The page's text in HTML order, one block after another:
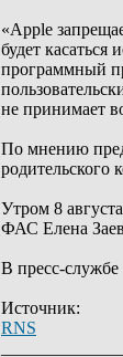
«Apple
будет
программный
не принимает
По мнению
родительского
Утром 8
ФАС Елена
В пресс-службе
Источник:
RNS